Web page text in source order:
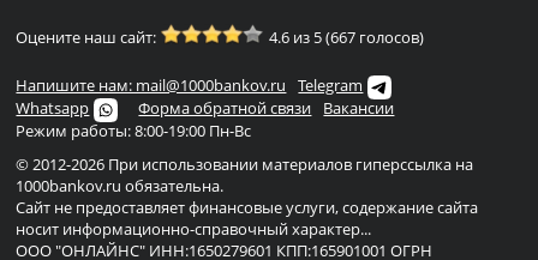
Оцените наш сайт: 4.6 из 5 (667 голосов)
Напишите нам: mail@1000bankov.ru
Telegram
Whatsapp
Форма обратной связи
Вакансии
Режим работы: 8:00-19:00 Пн-Вс
© 2012-2026 При использовании материалов гиперссылка на
1000bankov.ru обязательна.
Сайт не предоставляет финансовые услуги, содержание сайта
носит информационно-справочный характер...
ООО "ОНЛАЙНС" ИНН:1650279601 КПП:165901001 ОГРН